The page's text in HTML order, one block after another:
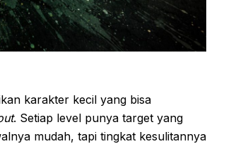
karakter kecil yang bisa
. Setiap level punya target yang
mudah, tapi tingkat kesulitannya